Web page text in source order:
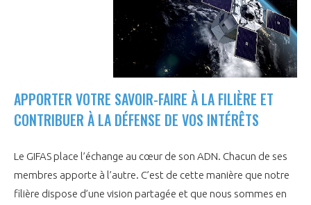
APPORTER VOTRE SAVOIR-FAIRE À LA FILIÈRE ET
CONTRIBUER À LA DÉFENSE DE VOS INTÉRÊTS
Le GIFAS place l’échange au cœur de son ADN. Chacun de ses
membres apporte à l’autre. C’est de cette manière que notre
filière dispose d’une vision partagée et que nous sommes en